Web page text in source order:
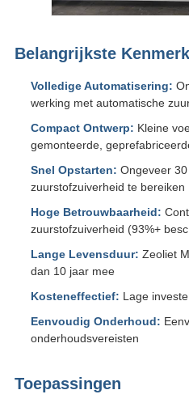
Belangrijkste
Volledige Automatisering:
werking met automatische
Compact Ontwerp: Kleine
gemonteerde,
Snel Opstarten: Ongeveer
zuurstofzuiverheid te bereiken
Hoge Betrouwbaarheid:
zuurstofzuiverheid (93%+
Lange Levensduur: Zeoliet
dan 10 jaar mee
Kosteneffectief: Lage
Eenvoudig Onderhoud:
onderhoudsvereisten
Toepassingen